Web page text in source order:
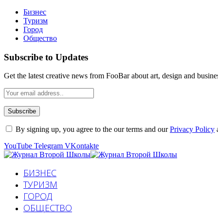
Бизнес
Туризм
Город
Общество
Subscribe to Updates
Get the latest creative news from FooBar about art, design and
By signing up, you agree to the our terms and ourPrivacy Policy
YouTube Telegram VKontakte
БИЗНЕС
ТУРИЗМ
ГОРОД
ОБЩЕСТВО